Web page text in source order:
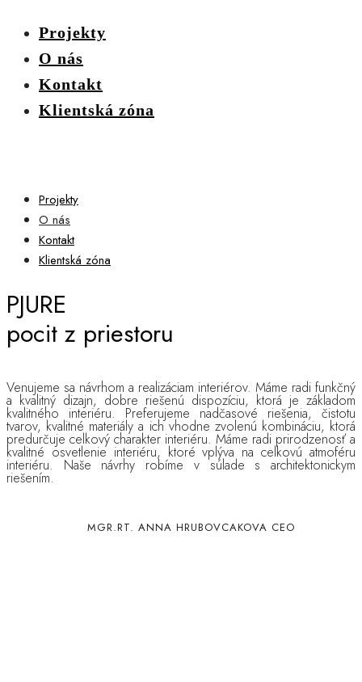
Projekty
O nás
Kontakt
Klientská zóna
Projekty
O nás
Kontakt
Klientská zóna
PJURE
pocit z priestoru
Venujeme sa návrhom a realizáciam interiérov. Máme radi funkčný
a kvalitný dizajn, dobre riešenú dispozíciu, ktorá je základom
kvalitného interiéru. Preferujeme nadčasové riešenia, čistotu
tvarov, kvalitné materiály a ich vhodne zvolenú kombináciu, ktorá
predurčuje celkový charakter interiéru. Máme radi prirodzenosť a
kvalitné osvetlenie interiéru, ktoré vplýva na celkovú atmoféru
interiéru. Naše návrhy robíme v súlade s architektonickym
riešením.
MGR.RT. ANNA HRUBOVCAKOVA CEO